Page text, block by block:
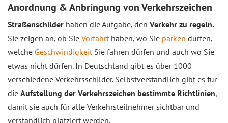
Anordnung & Anbringung von Verkehrszeichen
Straßenschilder haben die Aufgabe, den Verkehr zu regeln.
Sie zeigen an, ob Sie Vorfahrthaben, wo Sie parken dürfen,
welche GeschwindigkeitSie fahren dürfen und auch wo Sie
etwas nicht dürfen. In Deutschland gibt es über 1000
verschiedene Verkehrsschilder. Selbstverständlich gibt es für
die Aufstellung der Verkehrszeichen bestimmte Richtlinien,
damit sie auch für alle Verkehrsteilnehmer sichtbar und
verständlich platziert werden.